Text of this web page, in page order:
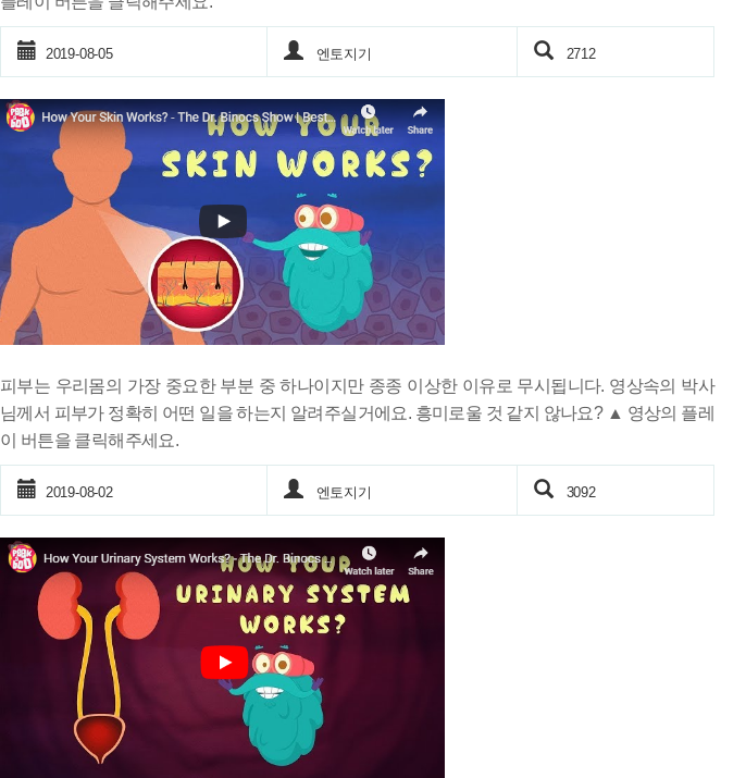
2019-08-05 엔토지기 2712
피부는 우리몸의 가장 중요한 부분 중 하나이지만 종종 이상한 이유로 무시됩니다. 영상속의 박사
님께서 피부가 정확히 어떤 일을 하는지 알려주실거에요. 흥미로울 것 같지 않나요? ▲ 영상의 플레
이 버튼을 클릭해주세요.
2019-08-02 엔토지기 3092